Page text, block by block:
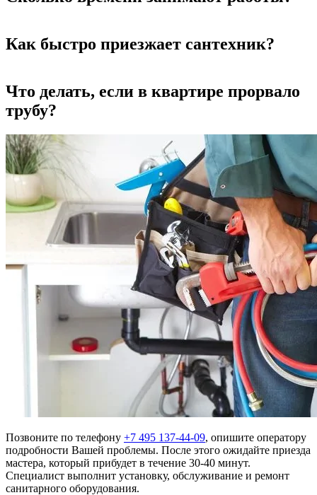
Как быстро приезжает сантехник?
Что делать, если в квартире прорвало
трубу?
Позвоните по телефону +7 495 137-44-09, опишите оператору
подробности Вашей проблемы. После этого ожидайте приезда
мастера, который прибудет в течение 30-40 минут.
Специалист выполнит установку, обслуживание и ремонт
санитарного оборудования.